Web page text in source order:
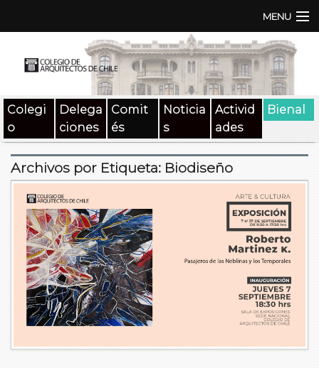
MENU
Documentos
SAT
Beneficios
Medios
Contacto
Buscar:
Colegi
o
Delega
ciones
Comit
és
Noticia
s
Activid
ades
Bienal
Archivos por Etiqueta: Biodiseño